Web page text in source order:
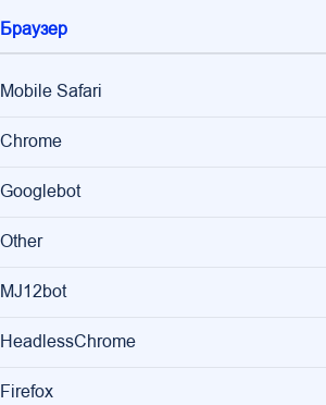
Браузер
Mobile Safari
Chrome
Googlebot
Other
MJ12bot
HeadlessChrome
Firefox